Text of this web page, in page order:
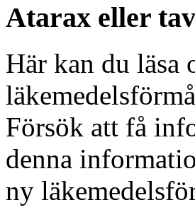
Atarax eller
Här kan du läsa
Försök att få
denna
ny